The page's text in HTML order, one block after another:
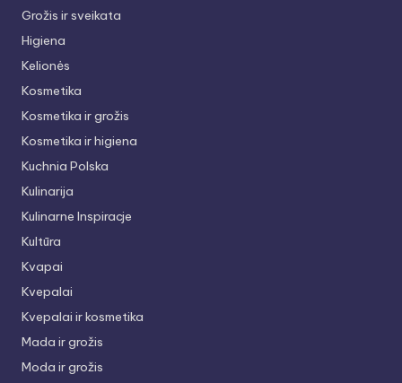
Grožis ir sveikata
Higiena
Kelionės
Kosmetika
Kosmetika ir grožis
Kosmetika ir higiena
Kuchnia Polska
Kulinarija
Kulinarne Inspiracje
Kultūra
Kvapai
Kvepalai
Kvepalai ir kosmetika
Mada ir grožis
Moda ir grožis